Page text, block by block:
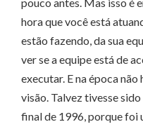
hora que você está
estão fazendo, da sua
ver se a equipe está de
executar. E na época não
visão. Talvez tivesse
final de 1996, porque foi